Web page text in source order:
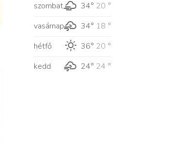
szombat
34° 20 °
vasárnap
34° 18 °
hétfő
36° 20 °
kedd
24° 24 °